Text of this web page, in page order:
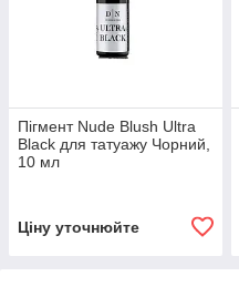
Пігмент Nude Blush Ultra
Black для татуажу Чорний,
10 мл
Ціну уточнюйте